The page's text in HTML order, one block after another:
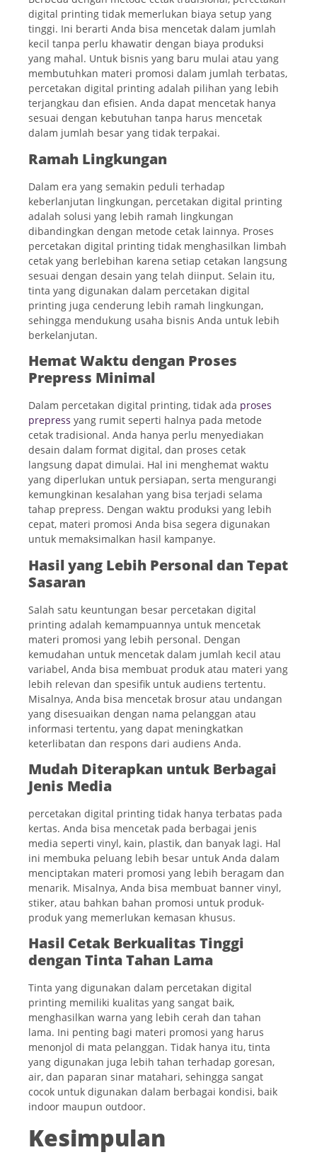
digital printing tidak memerlukan biaya setup yang
tinggi. Ini berarti Anda bisa mencetak dalam jumlah
kecil tanpa perlu khawatir dengan biaya produksi
yang mahal. Untuk bisnis yang baru mulai atau yang
membutuhkan materi promosi dalam jumlah terbatas,
percetakan digital printing adalah pilihan yang lebih
terjangkau dan efisien. Anda dapat mencetak hanya
sesuai dengan kebutuhan tanpa harus mencetak
dalam jumlah besar yang tidak terpakai.
Ramah Lingkungan
Dalam era yang semakin peduli terhadap
keberlanjutan lingkungan, percetakan digital printing
adalah solusi yang lebih ramah lingkungan
dibandingkan dengan metode cetak lainnya. Proses
percetakan digital printing tidak menghasilkan limbah
cetak yang berlebihan karena setiap cetakan langsung
sesuai dengan desain yang telah diinput. Selain itu,
tinta yang digunakan dalam percetakan digital
printing juga cenderung lebih ramah lingkungan,
sehingga mendukung usaha bisnis Anda untuk lebih
berkelanjutan.
Hemat Waktu dengan Proses
Prepress Minimal
Dalam percetakan digital printing, tidak ada proses
prepress yang rumit seperti halnya pada metode
cetak tradisional. Anda hanya perlu menyediakan
desain dalam format digital, dan proses cetak
langsung dapat dimulai. Hal ini menghemat waktu
yang diperlukan untuk persiapan, serta mengurangi
kemungkinan kesalahan yang bisa terjadi selama
tahap prepress. Dengan waktu produksi yang lebih
cepat, materi promosi Anda bisa segera digunakan
untuk memaksimalkan hasil kampanye.
Hasil yang Lebih Personal dan Tepat
Sasaran
Salah satu keuntungan besar percetakan digital
printing adalah kemampuannya untuk mencetak
materi promosi yang lebih personal. Dengan
kemudahan untuk mencetak dalam jumlah kecil atau
variabel, Anda bisa membuat produk atau materi yang
lebih relevan dan spesifik untuk audiens tertentu.
Misalnya, Anda bisa mencetak brosur atau undangan
yang disesuaikan dengan nama pelanggan atau
informasi tertentu, yang dapat meningkatkan
keterlibatan dan respons dari audiens Anda.
Mudah Diterapkan untuk Berbagai
Jenis Media
percetakan digital printing tidak hanya terbatas pada
kertas. Anda bisa mencetak pada berbagai jenis
media seperti vinyl, kain, plastik, dan banyak lagi. Hal
ini membuka peluang lebih besar untuk Anda dalam
menciptakan materi promosi yang lebih beragam dan
menarik. Misalnya, Anda bisa membuat banner vinyl,
stiker, atau bahkan bahan promosi untuk produk-
produk yang memerlukan kemasan khusus.
Hasil Cetak Berkualitas Tinggi
dengan Tinta Tahan Lama
Tinta yang digunakan dalam percetakan digital
printing memiliki kualitas yang sangat baik,
menghasilkan warna yang lebih cerah dan tahan
lama. Ini penting bagi materi promosi yang harus
menonjol di mata pelanggan. Tidak hanya itu, tinta
yang digunakan juga lebih tahan terhadap goresan,
air, dan paparan sinar matahari, sehingga sangat
cocok untuk digunakan dalam berbagai kondisi, baik
indoor maupun outdoor.
Kesimpulan